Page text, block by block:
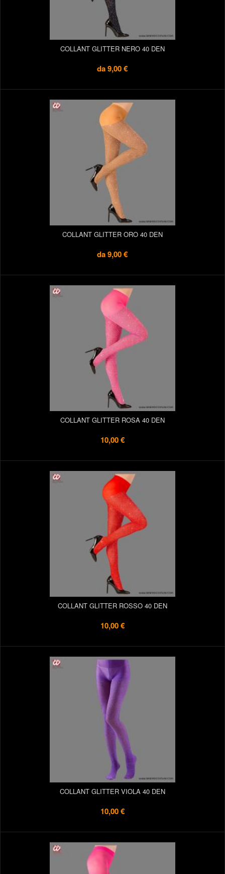
COLLANT GLITTER NERO 40 DEN
da9,00 €
COLLANT GLITTER ORO 40 DEN
da9,00 €
COLLANT GLITTER ROSA 40 DEN
10,00 €
COLLANT GLITTER ROSSO 40 DEN
10,00 €
COLLANT GLITTER VIOLA 40 DEN
10,00 €